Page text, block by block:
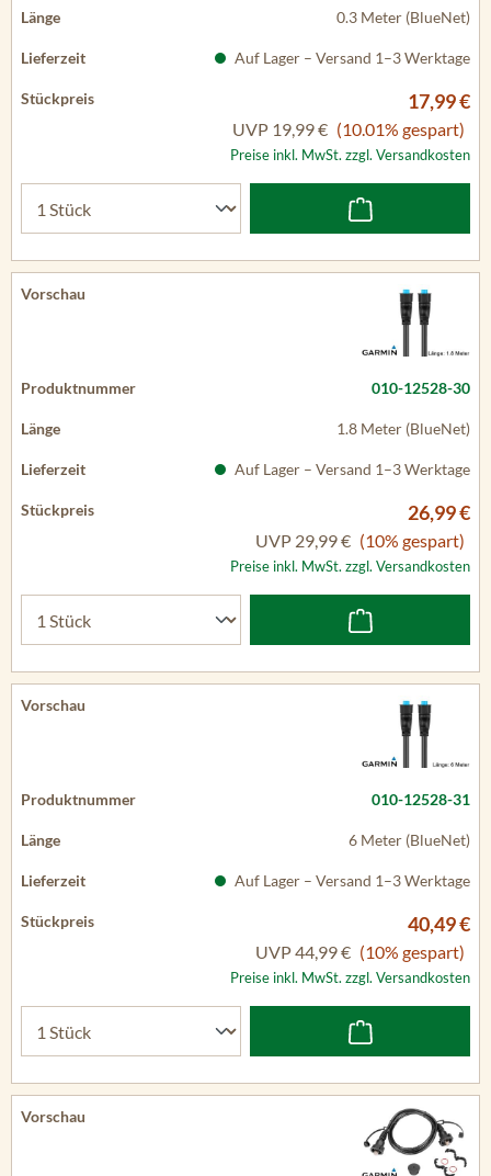
0.3 Meter (BlueNet)
Auf Lager – Versand 1–3 Werktage
17,99 €
UVP 19,99 € (10.01% gespart)
Preise inkl. MwSt. zzgl. Versandkosten
010-12528-30
1.8 Meter (BlueNet)
Auf Lager – Versand 1–3 Werktage
26,99 €
UVP 29,99 € (10% gespart)
Preise inkl. MwSt. zzgl. Versandkosten
010-12528-31
6 Meter (BlueNet)
Auf Lager – Versand 1–3 Werktage
40,49 €
UVP44,99 € (10% gespart)
Preise inkl. MwSt. zzgl. Versandkosten